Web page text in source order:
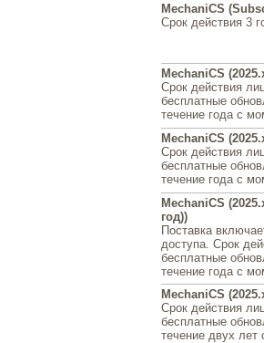
MechaniCS
Срок действия 3
MechaniCS
Срок действия
бесплатные
течение года с
MechaniCS
Срок действия
бесплатные
течение года с
MechaniCS
год))
Поставка
доступа. Срок
бесплатные
течение года с
MechaniCS
Срок действия
бесплатные
течение двух лет